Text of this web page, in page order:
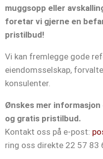
muggsopp eller
foretar vi gjerne en
pristilbud!
Vi kan fremlegge gode
eiendomsselskap,
konsulenter.
Ønskes mer
og gratis pristilbud.
Kontakt oss på e-post:
ring oss direkte 22 57 83